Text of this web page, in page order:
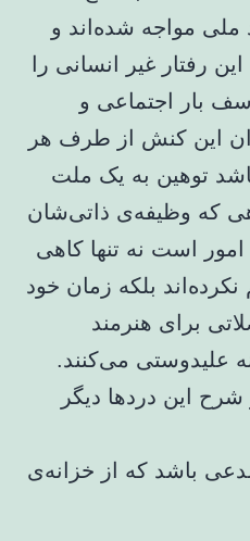
ملی مواجه شده‌اند و
رفتار غیر انسانی را
بار اجتماعی و
این کنش از طرف هر
توهین به یک‌ ملت
که وظیفه‌ی ذاتی‌شان
است نه تنها کاهی
بلکه زمان خود
برای هنرمند
علیدوستی می‌کنند.
این دردها دیگر
باشد که از خزانه‌ی